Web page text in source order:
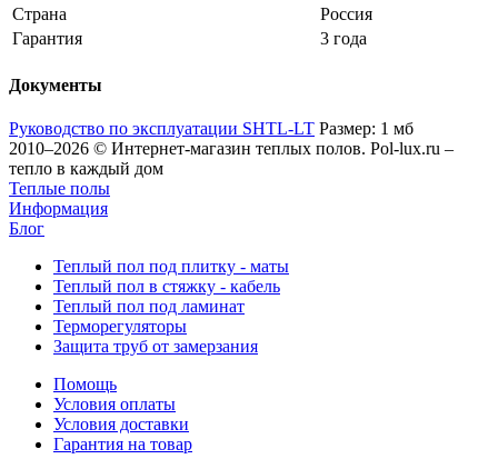
Страна
Россия
Гарантия
3 года
Документы
Руководство по эксплуатации SHTL-LT Размер: 1 мб
2010–2026 © Интернет-магазин теплых полов. Pol-lux.ru –
тепло в каждый дом
Теплые полы
Информация
Блог
Теплый пол под плитку - маты
Теплый пол в стяжку - кабель
Теплый пол под ламинат
Терморегуляторы
Защита труб от замерзания
Помощь
Условия оплаты
Условия доставки
Гарантия на товар